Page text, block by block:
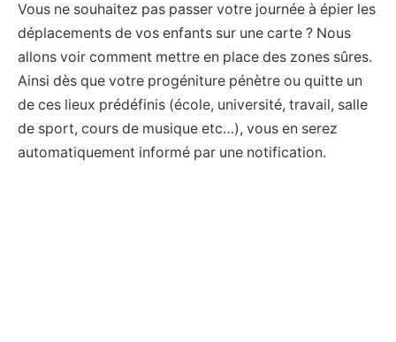
Vous ne souhaitez pas passer votre journée à épier les
déplacements de vos enfants sur une carte ? Nous
allons voir comment mettre en place des zones sûres.
Ainsi dès que votre progéniture pénètre ou quitte un
de ces lieux prédéfinis (école, université, travail, salle
de sport, cours de musique etc…), vous en serez
automatiquement informé par une notification.